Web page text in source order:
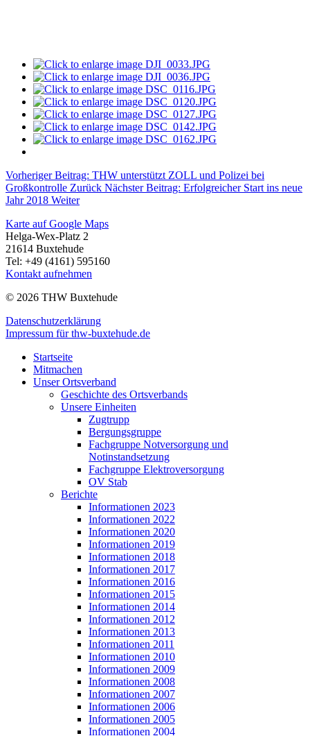
Vorheriger Beitrag: THW unterstützt ZOLL und Polizei bei
Großkontrolle Zurück Nächster Beitrag: Erfolgreicher Start ins neue
Jahr 2018 Weiter
Karte auf Google Maps
Helga-Wex-Platz 2
21614 Buxtehude
Tel: +49 (4161) 595160
Kontakt aufnehmen
© 2026 THW Buxtehude
Datenschutzerklärung
Impressum für thw-buxtehude.de
Startseite
Mitmachen
Unser Ortsverband
Geschichte des Ortsverbands
Unsere Einheiten
Zugtrupp
Bergungsgruppe
Fachgruppe Notversorgung und
Notinstandsetzung
Fachgruppe Elektroversorgung
OV Stab
Berichte
Informationen 2023
Informationen 2022
Informationen 2020
Informationen 2019
Informationen 2018
Informationen 2017
Informationen 2016
Informationen 2015
Informationen 2014
Informationen 2012
Informationen 2013
Informationen 2011
Informationen 2010
Informationen 2009
Informationen 2008
Informationen 2007
Informationen 2006
Informationen 2005
Informationen 2004